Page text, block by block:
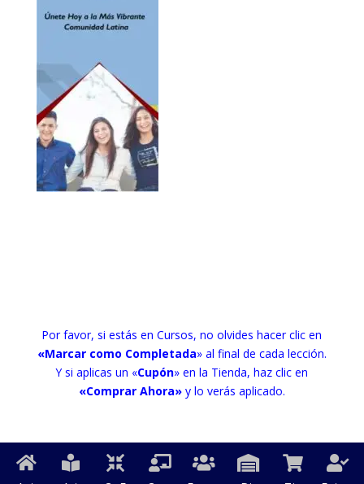
Por favor, si estás en Cursos, no olvides hacer clic en
«Marcar como Completada» al final de cada lección.
Y si aplicas un «Cupón» en la Tienda, haz clic en
«Comprar Ahora»y lo verás aplicado.